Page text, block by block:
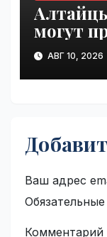
могут
АВГ 10, 2026
Ваш адрес
Комментарий